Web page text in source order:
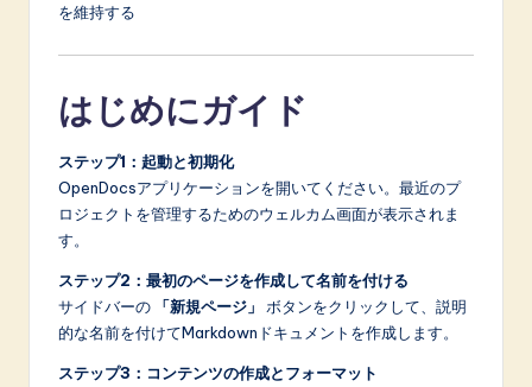
を維持する
はじめにガイド
ステップ1：起動と初期化
OpenDocsアプリケーションを開いてください。最近のプ
ロジェクトを管理するためのウェルカム画面が表示されま
す。
ステップ2：最初のページを作成して名前を付ける
サイドバーの
「新規ページ」
ボタンをクリックして、説明
的な名前を付けてMarkdownドキュメントを作成します。
ステップ3：コンテンツの作成とフォーマット